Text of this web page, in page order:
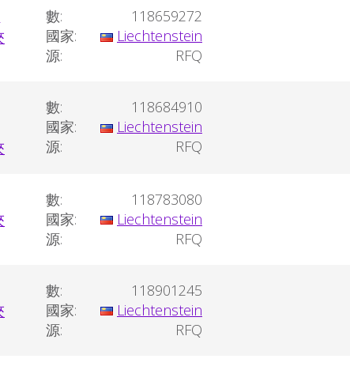
數:
118659272
國家:
Liechtenstein
源:
RFQ
數:
118684910
國家:
Liechtenstein
源:
RFQ
數:
118783080
國家:
Liechtenstein
源:
RFQ
數:
118901245
國家:
Liechtenstein
源:
RFQ